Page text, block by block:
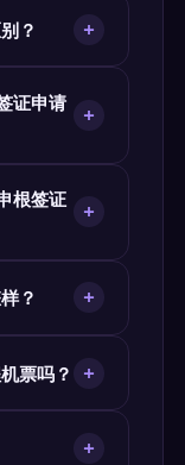
行程一致。
PNR订座编
使用高级
？
验证的
认——建议
本。
证申请
要求的全部
号。
根签证
出发、
与您的签证
？
明，边检官
乘坐下一班
避免所有这
票吗？
被拒绝入